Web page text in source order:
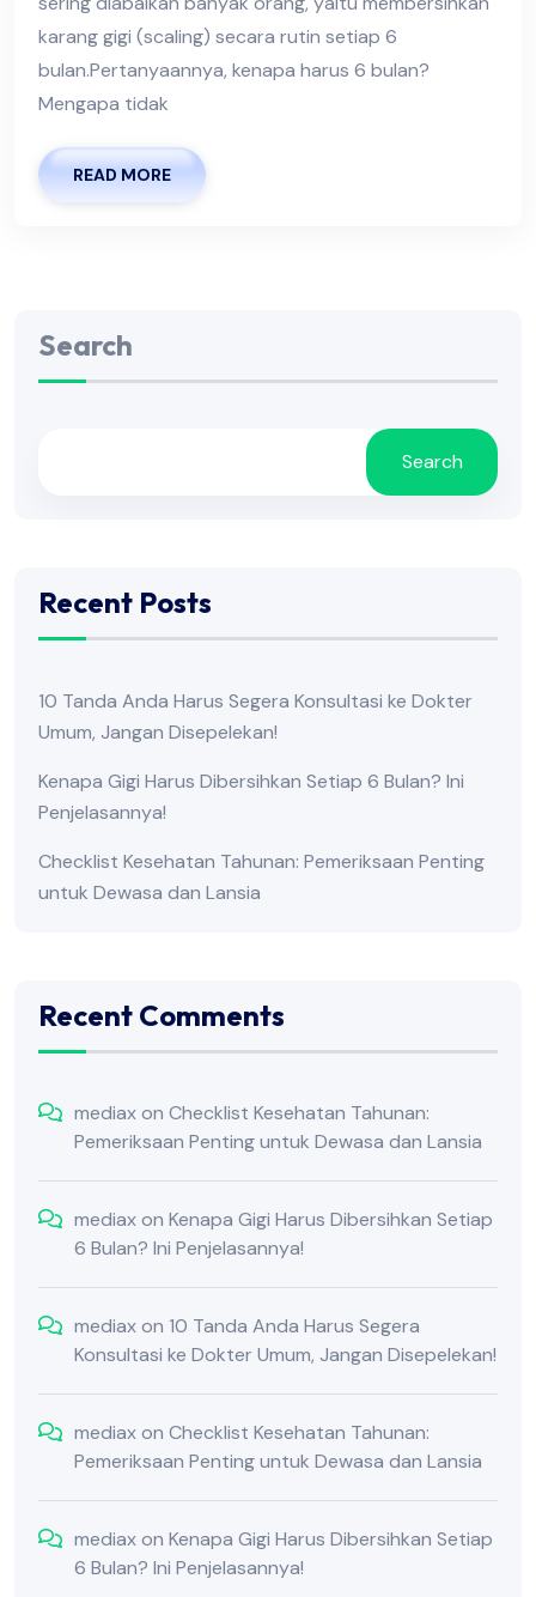
karang gigi (scaling) secara rutin setiap 6
bulan.Pertanyaannya, kenapa harus 6 bulan?
Mengapa tidak
READ MORE
Search
Search
Recent Posts
10 Tanda Anda Harus Segera Konsultasi ke Dokter
Umum, Jangan Disepelekan!
Kenapa Gigi Harus Dibersihkan Setiap 6 Bulan? Ini
Penjelasannya!
Checklist Kesehatan Tahunan: Pemeriksaan Penting
untuk Dewasa dan Lansia
Recent Comments
mediaxon Checklist Kesehatan Tahunan:
Pemeriksaan Penting untuk Dewasa dan Lansia
mediaxon Kenapa Gigi Harus Dibersihkan Setiap
6 Bulan? Ini Penjelasannya!
mediaxon 10 Tanda Anda Harus Segera
Konsultasi ke Dokter Umum, Jangan Disepelekan!
mediaxon Checklist Kesehatan Tahunan:
Pemeriksaan Penting untuk Dewasa dan Lansia
mediaxon Kenapa Gigi Harus Dibersihkan Setiap
6 Bulan? Ini Penjelasannya!